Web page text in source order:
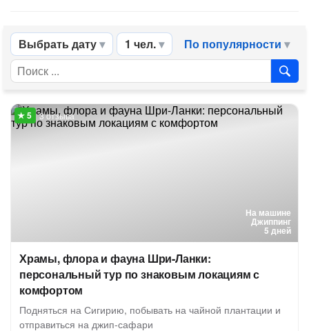
Выбрать дату 1 чел. По популярности
На машине
Джиппинг
5 дней
3 отзыва
Храмы, флора и фауна Шри-Ланки:
персональный тур по знаковым локациям с
комфортом
Подняться на Сигирию, побывать на чайной плантации и
отправиться на джип-сафари